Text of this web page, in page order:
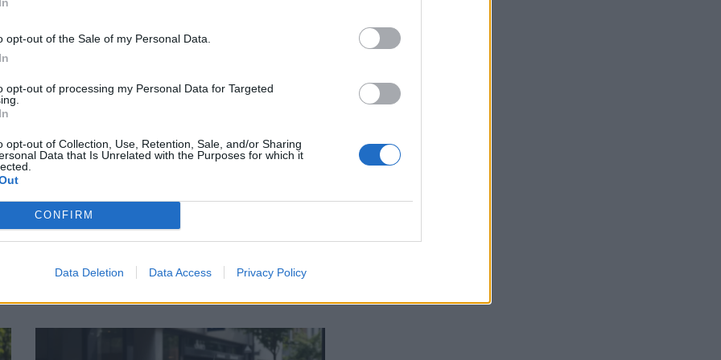
opt-out of the Sale of my Personal Data.
opt-out of processing my Personal Data for Targeted
opt-out of Collection, Use, Retention, Sale, and/or Sharing
Data that Is Unrelated with the Purposes for which it
CONFIRM
Data Deletion Data Access Privacy Policy
Suivant